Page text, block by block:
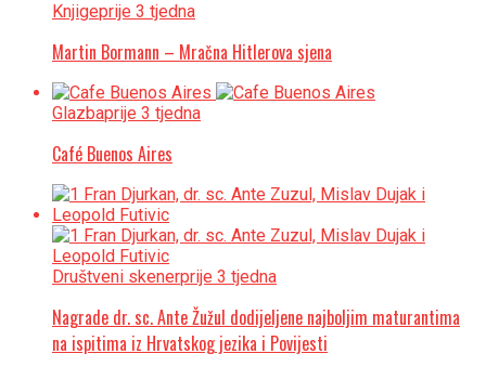
Knjigeprije 3 tjedna
Martin Bormann – Mračna Hitlerova sjena
Glazbaprije 3 tjedna
Café Buenos Aires
Društveni skenerprije 3 tjedna
Nagrade dr. sc. Ante Žužul dodijeljene najboljim maturantima
na ispitima iz Hrvatskog jezika i Povijesti